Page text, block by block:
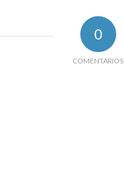
0
COMENTARIOS